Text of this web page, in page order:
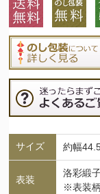
サイズ 約幅
表装
洛彩緞
※表装